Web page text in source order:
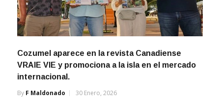
Cozumel aparece en la revista Canadiense
VRAIE VIE y promociona a la isla en el mercado
internacional.
By F Maldonado 30 Enero, 2026